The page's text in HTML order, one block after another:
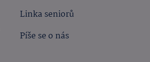
Linka seniorů
Píše se o nás